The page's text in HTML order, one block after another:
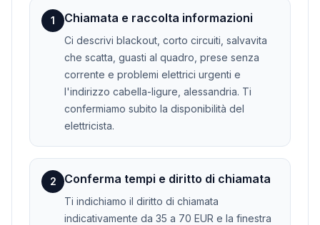
1 Chiamata e raccolta informazioni
Ci descrivi blackout, corto circuiti, salvavita
che scatta, guasti al quadro, prese senza
corrente e problemi elettrici urgenti e
l'indirizzo cabella-ligure, alessandria. Ti
confermiamo subito la disponibilità del
elettricista.
2 Conferma tempi e diritto di chiamata
Ti indichiamo il diritto di chiamata
indicativamente da 35 a 70 EUR e la finestra